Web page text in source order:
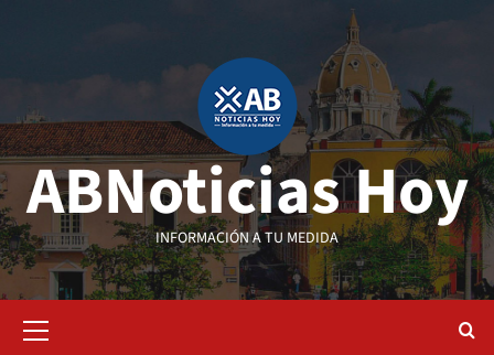
ABNoticias Hoy
INFORMACIÓN A TU MEDIDA
primario